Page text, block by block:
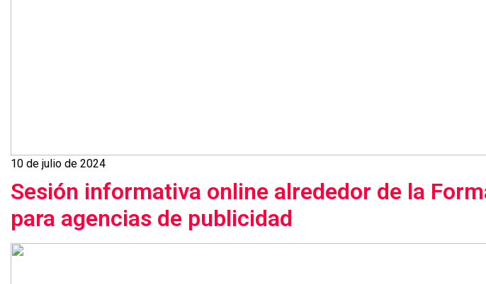
10 de julio de 2024
Sesión informativa online alrededor de la
para agencias de publicidad